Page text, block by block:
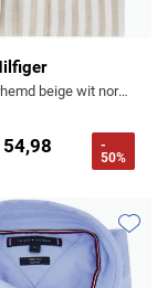
linnen overhemd beige wit normale fit
-
50%